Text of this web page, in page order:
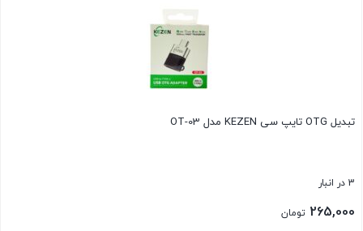
تبدیل OTG تایپ سی KEZEN مدل OT-03
3 در انبار
265,000 تومان